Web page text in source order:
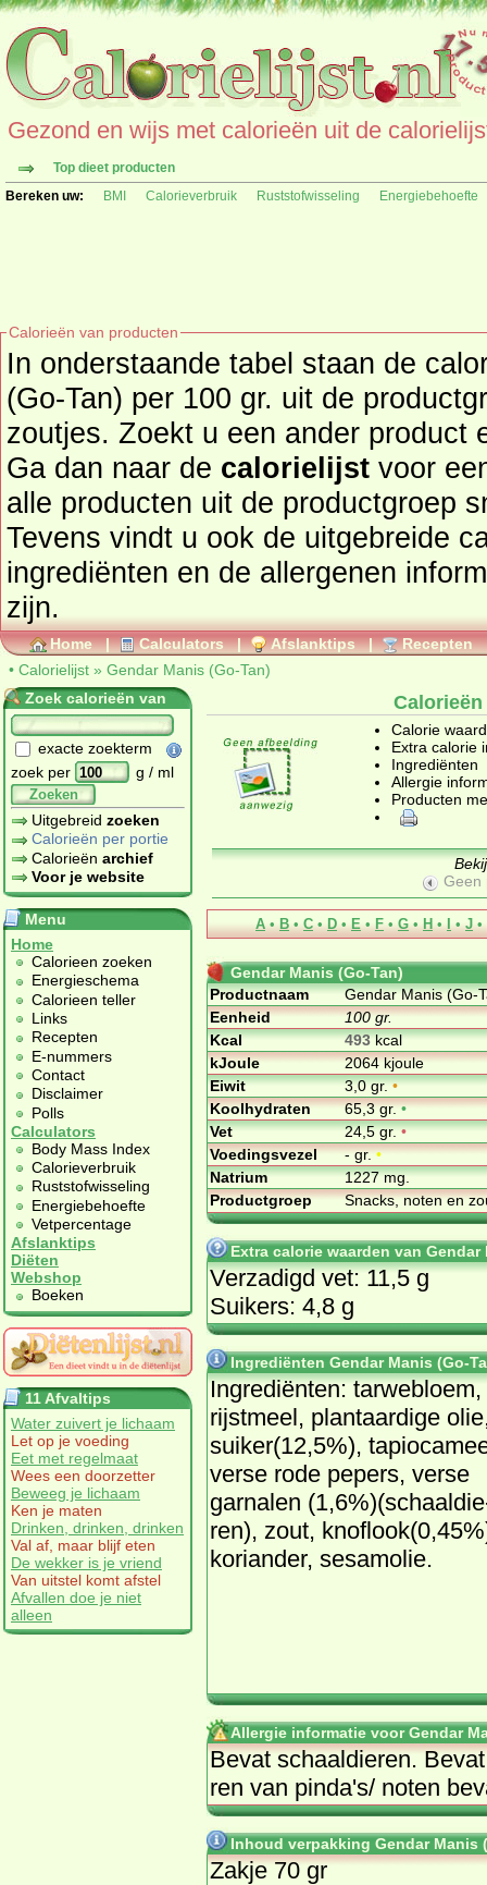
Gezond en wijs met calorieën uit de
Top dieet producten
Bereken uw:
BMI Calorieverbruik Ruststofwisseling Energiebehoefte
Calorieën van producten
In onderstaande tabel staan de
(Go-Tan) per 100 gr. uit de
zoutjes. Zoekt u een ander product en de calorieën daarvan?
Ga dan naar de calorielijst voor een
alle producten uit de productgroep
Tevens vindt u ook de uitgebreide
ingrediënten en de allergenen
zijn.
Home | Calculators | Afslanktips | Recepten
• Calorielijst » Gendar Manis (Go-Tan)
Zoek calorieën van
exacte zoekterm
zoek per
g / ml
Zoeken
Uitgebreid zoeken
Calorieën per portie
Calorieën archief
Voor je website
Menu
Home
Calorieen zoeken
Energieschema
Calorieen teller
Links
Recepten
E-nummers
Contact
Disclaimer
Polls
Calculators
Body Mass Index
Calorieverbruik
Ruststofwisseling
Energiebehoefte
Vetpercentage
Afslanktips
Diëten
Webshop
Boeken
11 Afvaltips
Water zuivert je lichaam
Let op je voeding
Eet met regelmaat
Wees een doorzetter
Beweeg je lichaam
Ken je maten
Drinken, drinken, drinken
Val af, maar blijf eten
De wekker is je vriend
Van uitstel komt afstel
Afvallen doe je niet
alleen
Calorieën
Calorie
Extra calorie
Ingrediënten
Allergie
Producten
Geen
A • B • C • D • E • F • G • H • I • J •
Gendar Manis (Go-Tan)
Productnaam
Gendar Manis (Go-
Eenheid
100 gr.
Kcal
493kcal
kJoule
2064 kjoule
Eiwit
3,0 gr.•
Koolhydraten
65,3 gr.•
Vet
24,5 gr.•
Voedingsvezel
- gr.•
Natrium
1227 mg.
Productgroep
Snacks, noten en
Extra calorie waarden van Gendar
Verzadigd vet: 11,5 g
Suikers: 4,8 g
Ingrediënten Gendar Manis (Go-
In­gre­di­ën­ten: tar­webloem,
rijst­meel, plant­aar­di­ge
sui­ker(12,5%),
ver­se ro­de pe­pers, ver­se
gar­na­len
ren), zout,
ko­ri­an­der, se­samolie.
Allergie informatie voor Gendar
Be­vat schaal­die­ren.
ren van pin­da's/ no­ten
Inhoud verpakking Gendar Manis
Zakje 70 gr